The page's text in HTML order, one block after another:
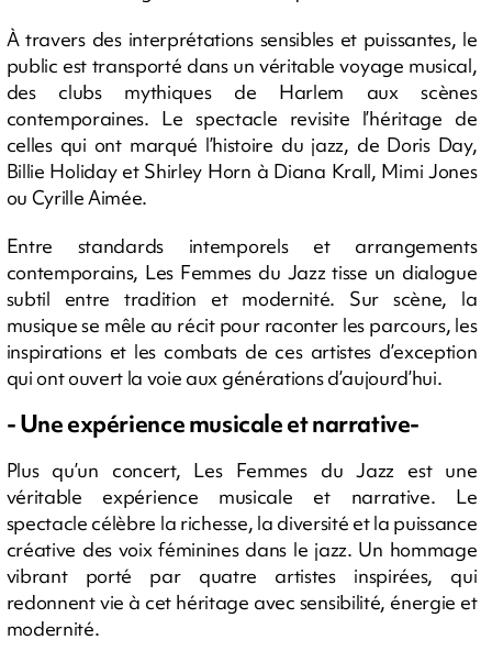
À travers des interprétations sensibles et puissantes, le
public est transporté dans un véritable voyage musical,
des clubs mythiques de Harlem aux scènes
contemporaines. Le spectacle revisite l’héritage de
celles qui ont marqué l’histoire du jazz, de Doris Day,
Billie Holiday et Shirley Horn à Diana Krall, Mimi Jones
ou Cyrille Aimée.
Entre standards intemporels et arrangements
contemporains, Les Femmes du Jazz tisse un dialogue
subtil entre tradition et modernité. Sur scène, la
musique se mêle au récit pour raconter les parcours, les
inspirations et les combats de ces artistes d’exception
qui ont ouvert la voie aux générations d’aujourd’hui.
- Une expérience musicale et narrative-
Plus qu’un concert, Les Femmes du Jazz est une
véritable expérience musicale et narrative. Le
spectacle célèbre la richesse, la diversité et la puissance
créative des voix féminines dans le jazz. Un hommage
vibrant porté par quatre artistes inspirées, qui
redonnent vie à cet héritage avec sensibilité, énergie et
modernité.